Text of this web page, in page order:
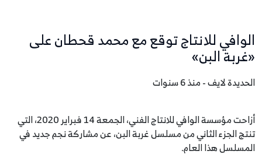
الوافي للانتاج توقع مع محمد قحطان على
«غربة البن»
الحديدة لايف - منذ 6 سنوات
أزاحت مؤسسة الوافي للانتاج الفني، الجمعة 14 فبراير 2020، التي
تنتج الجزء الثاني من مسلسل غربة البن، عن مشاركة نجم جديد في
المسلسل هذا العام.